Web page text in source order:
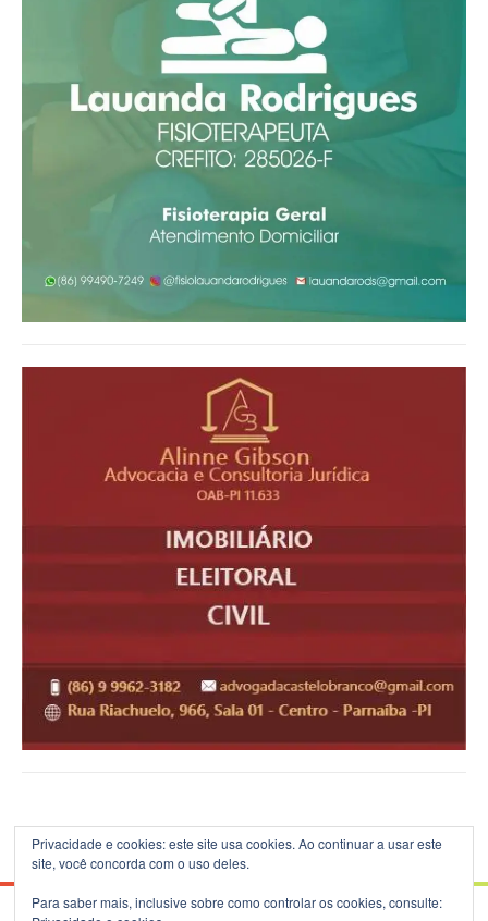
Privacidade e cookies: este site usa cookies. Ao continuar a usar este
site, você concorda com o uso deles.
Para saber mais, inclusive sobre como controlar os cookies, consulte: